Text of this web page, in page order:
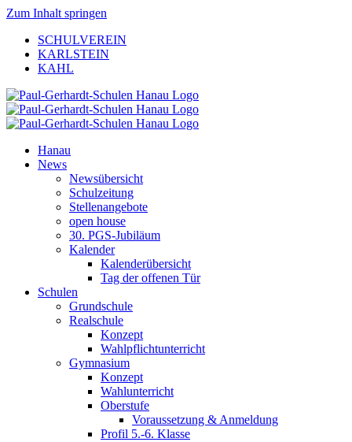
Zum Inhalt springen
SCHULVEREIN
KARLSTEIN
KAHL
Hanau
News
Newsübersicht
Schulzeitung
Stellenangebote
open house
30. PGS-Jubiläum
Kalender
Kalenderübersicht
Tag der offenen Tür
Schulen
Grundschule
Realschule
Konzept
Wahlpflichtunterricht
Gymnasium
Konzept
Wahlunterricht
Oberstufe
Voraussetzung & Anmeldung
Profil 5.-6. Klasse